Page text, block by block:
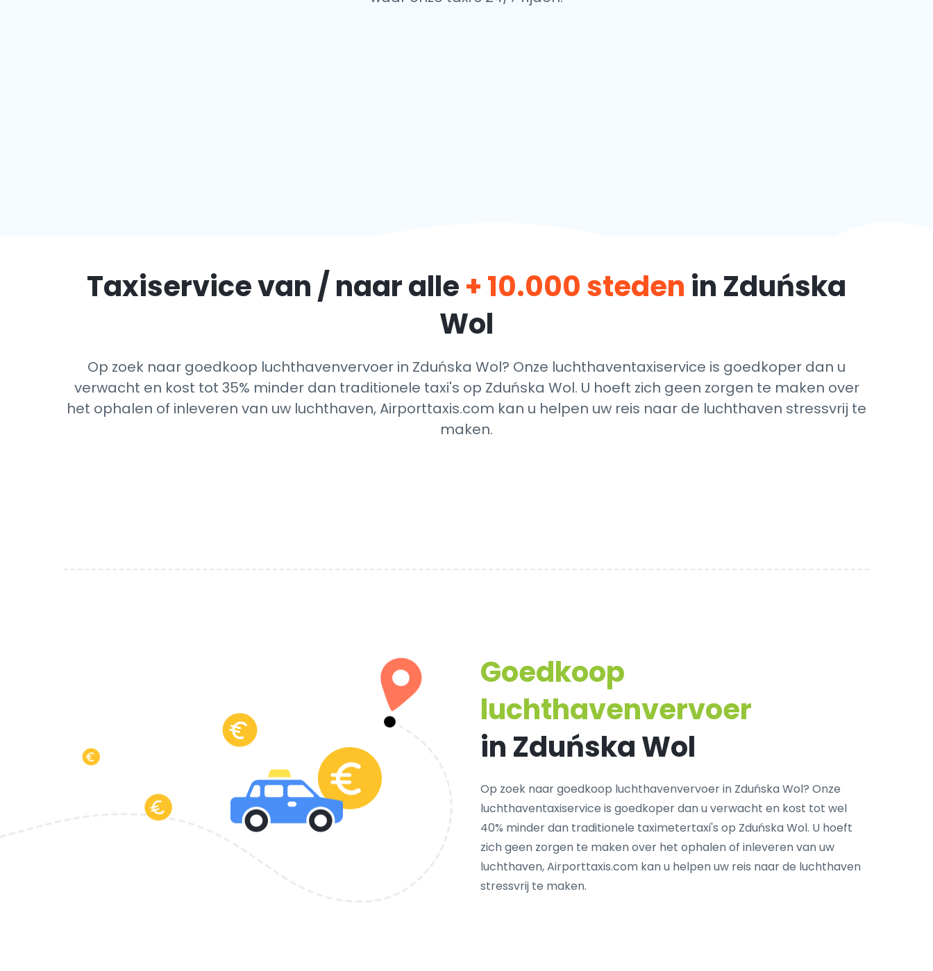
Taxiservice van / naar alle+ 10.000 steden in Zduńska
Wol
Op zoek naar goedkoop luchthavenvervoer in Zduńska Wol? Onze luchthaventaxiservice is goedkoper dan u
verwacht en kost tot 35% minder dan traditionele taxi's op Zduńska Wol. U hoeft zich geen zorgen te maken over
het ophalen of inleveren van uw luchthaven, Airporttaxis.com kan u helpen uw reis naar de luchthaven stressvrij te
maken.
Goedkoop
luchthavenvervoer
in Zduńska Wol
Op zoek naar goedkoop luchthavenvervoer in Zduńska Wol? Onze
luchthaventaxiservice is goedkoper dan u verwacht en kost tot wel
40% minder dan traditionele taximetertaxi's op Zduńska Wol. U hoeft
zich geen zorgen te maken over het ophalen of inleveren van uw
luchthaven, Airporttaxis.com kan u helpen uw reis naar de luchthaven
stressvrij te maken.